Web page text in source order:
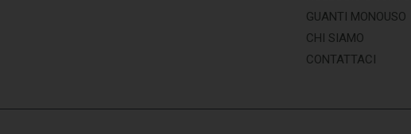
GUANTI MONOUSO
CHI SIAMO
CONTATTACI